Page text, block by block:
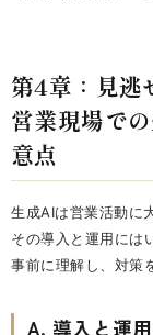
第4章：見逃
営業現場で
意点
生成AIは営業活動に
その導入と運用には
事前に理解し、対策
A. 導入と運